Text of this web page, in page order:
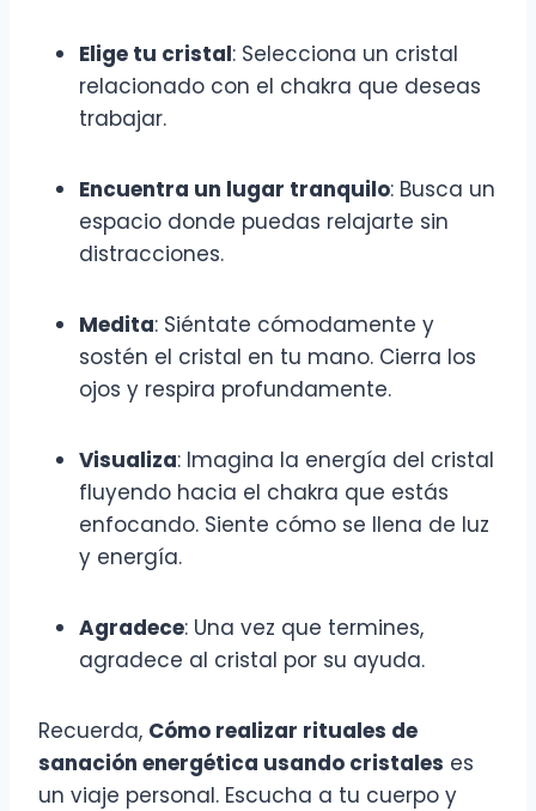
Elige tu cristal: Selecciona un cristal
relacionado con el chakra que deseas
trabajar.
Encuentra un lugar tranquilo: Busca un
espacio donde puedas relajarte sin
distracciones.
Medita: Siéntate cómodamente y
sostén el cristal en tu mano. Cierra los
ojos y respira profundamente.
Visualiza: Imagina la energía del cristal
fluyendo hacia el chakra que estás
enfocando. Siente cómo se llena de luz
y energía.
Agradece: Una vez que termines,
agradece al cristal por su ayuda.
Recuerda, Cómo realizar rituales de
sanación energética usando cristales es
un viaje personal. Escucha a tu cuerpo y